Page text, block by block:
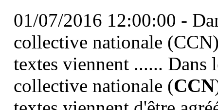
01/07/2016 12:00:00 -
collective nationale
textes viennent ...... Dans
collective nationale (CCN